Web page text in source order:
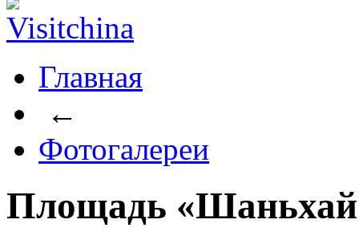
Главная
←
Фотогалереи
Площадь «Шаньхай